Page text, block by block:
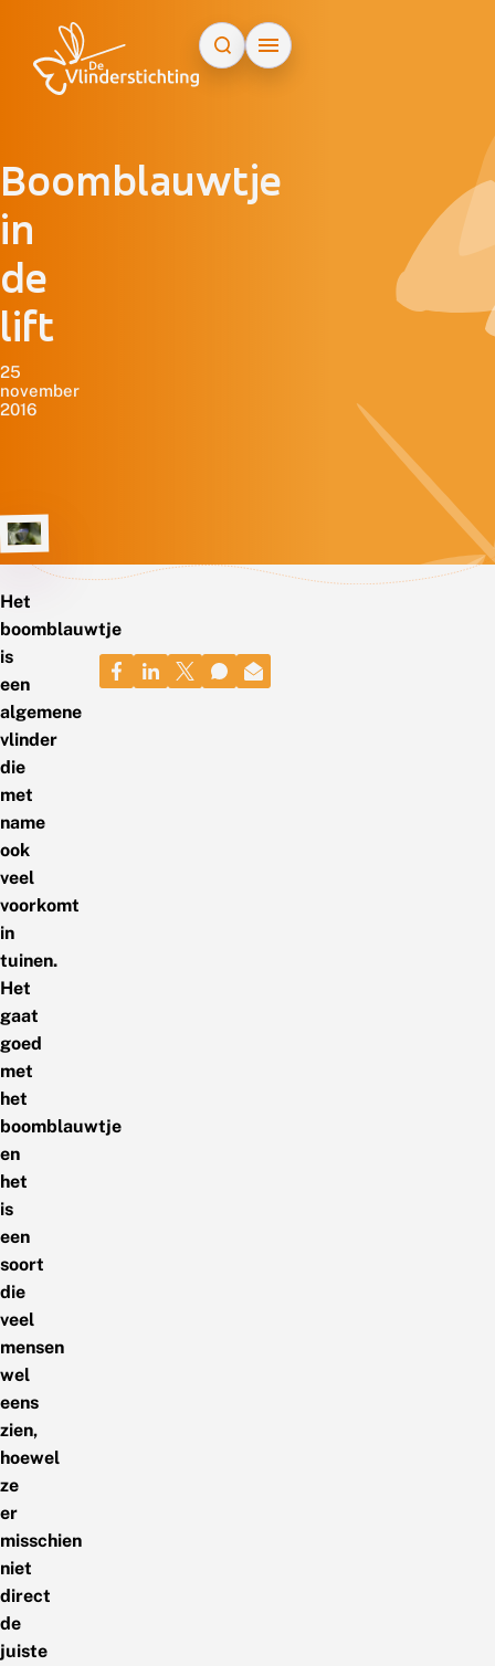
Boomblauwtje
in
de
lift
25
november
2016
Het
boomblauwtje
is
een
algemene
vlinder
die
met
name
ook
veel
voorkomt
in
tuinen.
Het
gaat
goed
met
het
boomblauwtje
en
het
is
een
soort
die
veel
mensen
wel
eens
zien,
hoewel
ze
er
misschien
niet
direct
de
juiste